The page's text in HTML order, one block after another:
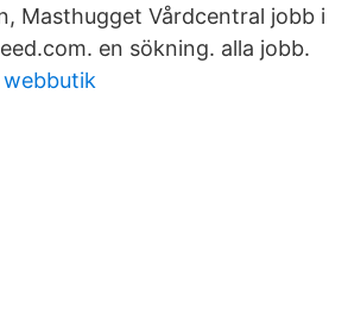
Masthugget Vårdcentral jobb i
en sökning. alla jobb.